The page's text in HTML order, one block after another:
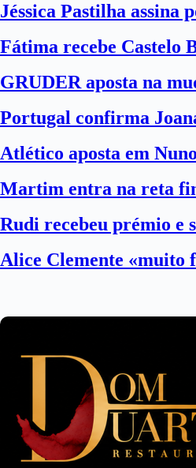
Jéssica Pastilha assina
Fátima recebe Castelo
GRUDER aposta na
Portugal confirma
Atlético aposta em
Martim entra na reta
Rudi recebeu prémio e
Alice Clemente «muito